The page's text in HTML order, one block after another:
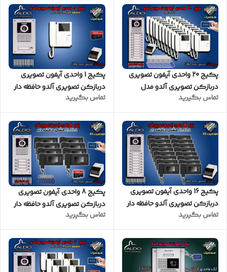
پکیج 20 واحدی آیفون تصویری
دربازکن تصویری آلدو مدل
AL412 پنل کارتخوان
تماس بگیرید
پکیج 1 واحدی آیفون تصویری
دربازکن تصویری آلدو حافظه دار
مدل AL412M پنل ساده
تماس بگیرید
پکیج 16 واحدی آیفون تصویری
دربازکن تصویری آلدو حافظه دار
مدل AL414M پنل ساده مشکی
تماس بگیرید
پکیج 8 واحدی آیفون تصویری
دربازکن تصویری آلدو حافظه دار
مشکی
تماس بگیرید